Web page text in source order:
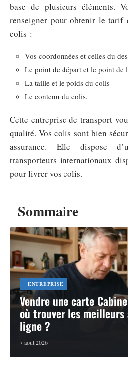
Sommaire
ENTREPRISE
Vendre une carte
où trouver les meilleurs
ligne ?
7 août 2026
base de plusieurs éléments.
renseigner pour obtenir le tarif
colis :
Vos coordonnées et celles du
Le point de départ et le point de
La taille et le poids du colis
Le contenu du colis.
Cette entreprise de transport
qualité. Vos colis sont bien
assurance. Elle dispose
transporteurs internationaux
pour livrer vos colis.